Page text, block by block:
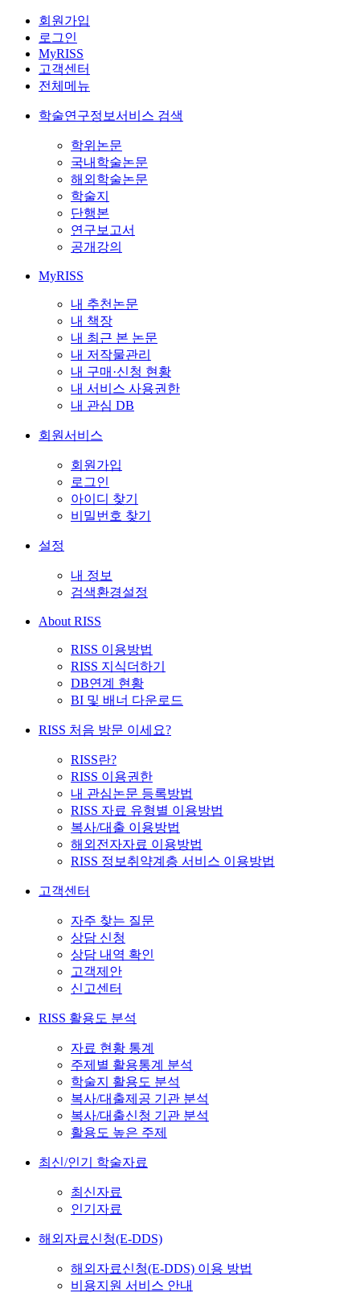
회원가입
로그인
MyRISS
고객센터
전체메뉴
학술연구정보서비스 검색
학위논문
국내학술논문
해외학술논문
학술지
단행본
연구보고서
공개강의
MyRISS
내 추천논문
내 책장
내 최근 본 논문
내 저작물관리
내 구매·신청 현황
내 서비스 사용권한
내 관심 DB
회원서비스
회원가입
로그인
아이디 찾기
비밀번호 찾기
설정
내 정보
검색환경설정
About RISS
RISS 이용방법
RISS 지식더하기
DB연계 현황
BI 및 배너 다운로드
RISS 처음 방문 이세요?
RISS란?
RISS 이용권한
내 관심논문 등록방법
RISS 자료 유형별 이용방법
복사/대출 이용방법
해외전자자료 이용방법
RISS 정보취약계층 서비스 이용방법
고객센터
자주 찾는 질문
상담 신청
상담 내역 확인
고객제안
신고센터
RISS 활용도 분석
자료 현황 통계
주제별 활용통계 분석
학술지 활용도 분석
복사/대출제공 기관 분석
복사/대출신청 기관 분석
활용도 높은 주제
최신/인기 학술자료
최신자료
인기자료
해외자료신청(E-DDS)
해외자료신청(E-DDS) 이용 방법
비용지원 서비스 안내